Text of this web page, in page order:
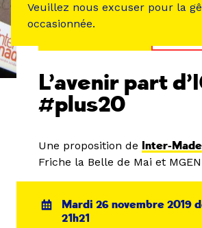
L’avenir part
#plus20
Une proposition de Inter-Made
Friche la Belle de Mai et MGEN
Mardi 26 novembre 2019
21h21
Veuillez nous excuser pour la
occasionnée.